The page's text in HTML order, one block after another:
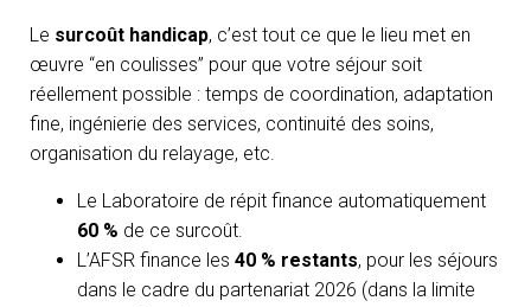
Le surcoût handicap, c’est tout ce que le lieu met en
œuvre “en coulisses” pour que votre séjour soit
réellement possible : temps de coordination, adaptation
fine, ingénierie des services, continuité des soins,
organisation du relayage, etc.
Le Laboratoire de répit finance automatiquement
60 % de ce surcoût.
L’AFSR finance les 40 % restants, pour les séjours
dans le cadre du partenariat 2026 (dans la limite